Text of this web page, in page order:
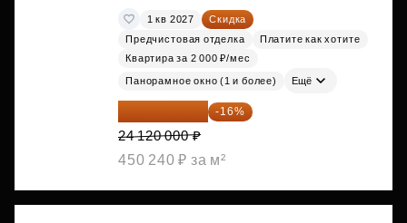
1 кв 2027
Скидка
Предчистовая отделка
Платите как хотите
Квартира за 2 000 ₽/мес
Панорамное окно (1 и более) Ещё
20 260 800 ₽ -16%
24 120 000 ₽
450 240 ₽ за м²